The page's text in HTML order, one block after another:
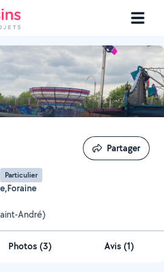
Particulier
André)
Partager
Partager
Photos (3) Avis (1)